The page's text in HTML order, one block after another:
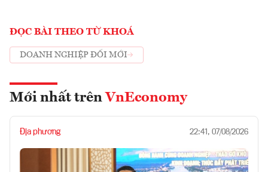
ĐỌC BÀI THEO TỪ KHOÁ
DOANH NGHIỆP ĐỔI MỚI
Mới nhất trên VnEconomy
Địa phương 22:41, 07/08/2026